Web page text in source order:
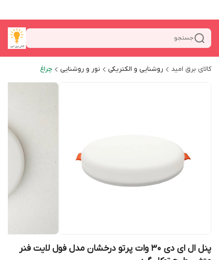
جستجو
کالای برق امید روشنایی و الکتریکی نور و روشنایی چراغ
پنل ال ای دی 30 وات پرتو درخشان مدل فول لایت فنر